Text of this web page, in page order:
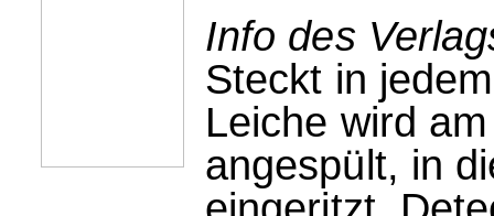
Info des
Steckt in
Leiche wird
angespült, in